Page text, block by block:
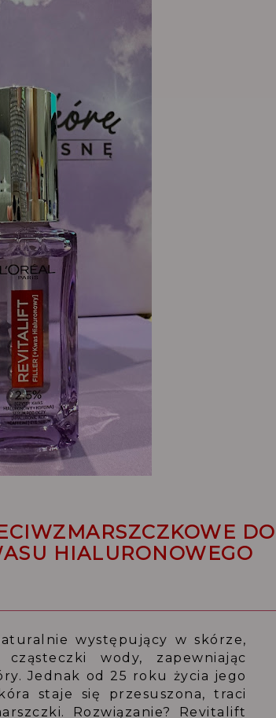
DO
HIALURONOWEGO
występujący w skórze,
wody, zapewniając
Jednak od 25 roku życia jego
staje się przesuszona, traci
Rozwiązanie? Revitalift